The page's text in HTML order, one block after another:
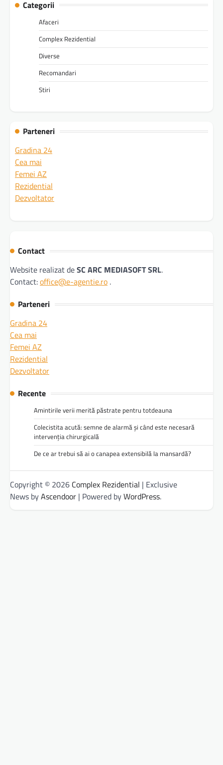
Categorii
Afaceri
Complex Rezidential
Diverse
Recomandari
Stiri
Parteneri
Gradina 24
Cea mai
Femei AZ
Rezidential
Dezvoltator
Contact
Website realizat deSC ARC MEDIASOFT SRL.
Contact:office@e-agentie.ro .
Parteneri
Gradina 24
Cea mai
Femei AZ
Rezidential
Dezvoltator
Recente
Amintirile verii merită păstrate pentru totdeauna
Colecistita acută: semne de alarmă și când este necesară
intervenția chirurgicală
De ce ar trebui să ai o canapea extensibilă la mansardă?
Copyright © 2026 Complex Rezidential | Exclusive
News byAscendoor | Powered byWordPress.